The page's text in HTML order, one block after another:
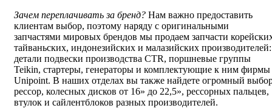
Зачем переплачивать за бренд? Нам важно предоставить
клиентам выбор, поэтому наряду с оригинальными
запчастями мировых брендов мы продаем запчасти
тайваньских, индонезийских и малазийских производителей:
детали подвески производства CTR, поршневые группы
Teikin, стартеры, генераторы и комплектующие к ним фирмы
Unipoint. В наших отделах вы также найдете огромный
рессор, колесных дисков от 16» до 22,5», рессорных пальцев,
втулок и сайлентблоков разных производителей.